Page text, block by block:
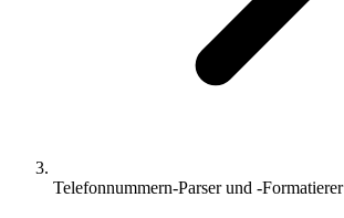
Telefonnummern-Parser und -Formatierer